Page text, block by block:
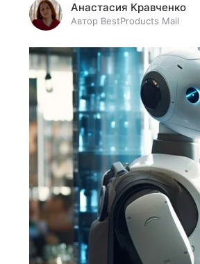
Анастасия Кравченко
Автор BestProducts Mail